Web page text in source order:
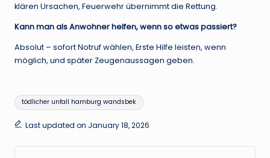
klären Ursachen, Feuerwehr übernimmt die Rettung.
Kann man als Anwohner helfen, wenn so etwas passiert?
Absolut – sofort Notruf wählen, Erste Hilfe leisten, wenn
möglich, und später Zeugenaussagen geben.
Tags:
tödlicher unfall hamburg wandsbek
Last updated on January 18, 2026